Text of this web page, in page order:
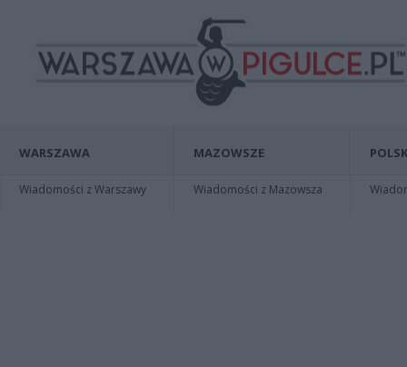
WARSZAWA
Wiadomości z Warszawy
MAZOWSZE
Wiadomości z Mazowsza